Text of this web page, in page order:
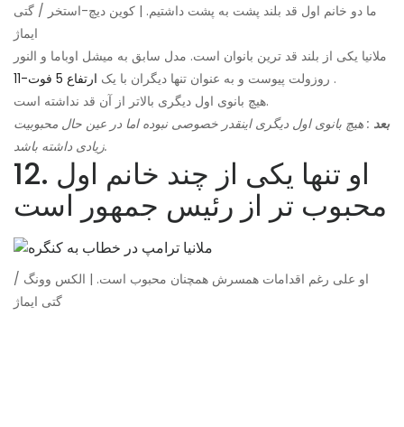
ما دو خانم اول قد بلند پشت به پشت داشتیم. | کوین دیچ-استخر / گتی
ایماژ
ملانیا یکی از بلند قد ترین بانوان است. مدل سابق به میشل اوباما و النور
روزولت پیوست و به عنوان تنها دیگران با یک ارتفاع 5 فوت-11
.
هیچ بانوی اول دیگری بالاتر از آن قد نداشته است.
بعد : هیچ بانوی اول دیگری اینقدر خصوصی نبوده اما در عین حال محبوبیت
زیادی داشته باشد.
12. او تنها یکی از چند خانم اول
محبوب تر از رئیس جمهور است
او علی رغم اقدامات همسرش همچنان محبوب است. | الکس وونگ /
گتی ایماژ